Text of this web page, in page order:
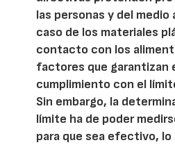
las personas y del medio
caso de los materiales
contacto con los
factores que garantizan
cumplimiento con el
Sin embargo, la
límite ha de poder
para que sea efectivo, lo